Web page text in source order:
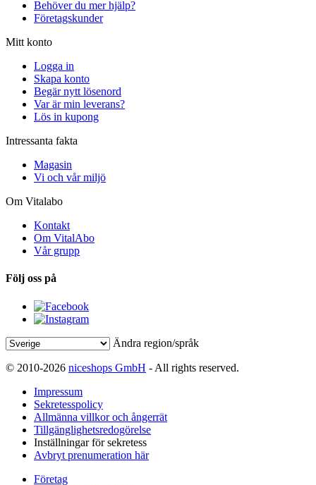
Behöver du mer hjälp?
Företagskunder
Mitt konto
Logga in
Skapa konto
Begär nytt lösenord
Var är min leverans?
Lös in kupong
Intressanta fakta
Magasin
Vi och vår miljö
Om Vitalabo
Kontakt
Om VitalAbo
Vår grupp
Följ oss på
Ändra region/språk
© 2010-2026 niceshops GmbH - All rights reserved.
Impressum
Sekretesspolicy
Allmänna villkor och ångerrät
Tillgänglighetsredogörelse
Inställningar för sekretess
Avbryt prenumeration här
Företag